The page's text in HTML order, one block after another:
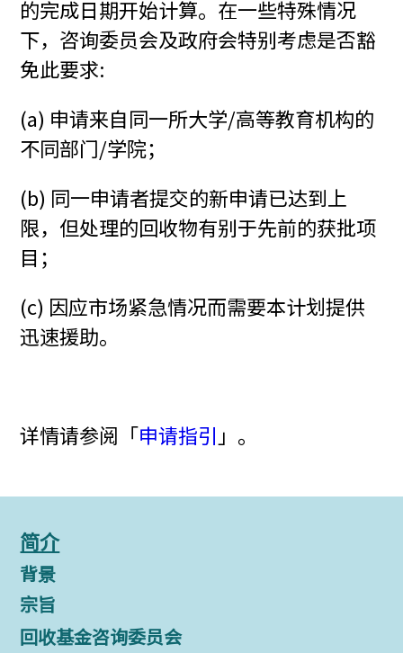
的完成日期开始计算。在一些特殊情况
下，咨询委员会及政府会特别考虑是否豁
免此要求:
(a) 申请来自同一所大学/高等教育机构的
不同部门/学院；
(b) 同一申请者提交的新申请已达到上
限，但处理的回收物有别于先前的获批项
目；
(c) 因应市场紧急情况而需要本计划提供
迅速援助。
详情请参阅「申请指引 」。
简介
背景
宗旨
回收基金咨询委员会